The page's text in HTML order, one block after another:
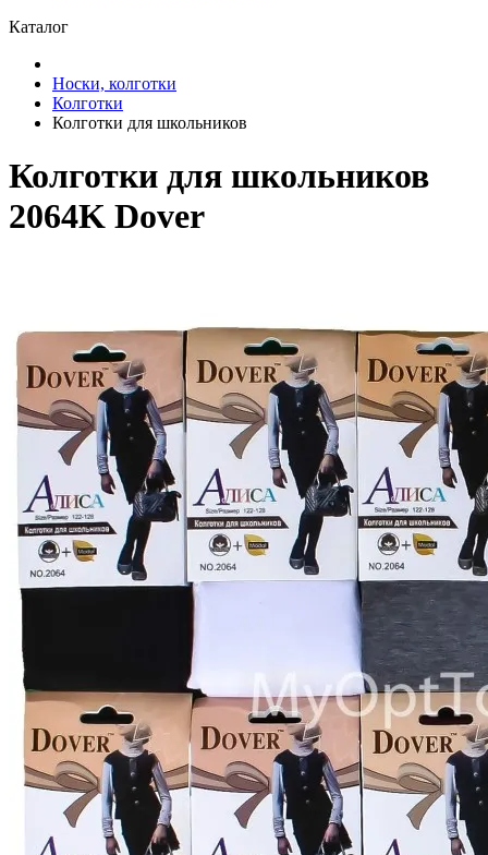
Каталог
Носки, колготки
Колготки
Колготки для школьников
Колготки для школьников
2064K Dover